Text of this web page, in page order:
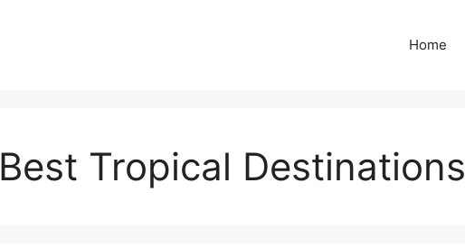
Home
Best Tropical Destinations